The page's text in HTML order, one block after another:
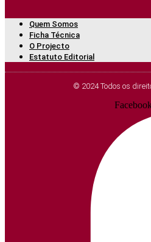
Quem Somos
Ficha Técnica
O Projecto
Estatuto Editorial
© 2024 Todos os